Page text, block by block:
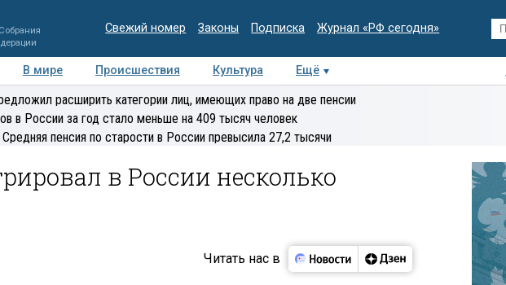
Свежий номер Законы Подписка Журнал «РФ сегодня»
В мире Происшествия Культура Ещё
Медиацентр Интервью Колумнисты
Деловая
расширить категории лиц, имеющих право на две пенсии
в России за год стало меньше на 409 тысяч человек
пенсия по старости в России превысила 27,2 тысячи
в России несколько
Читать нас в